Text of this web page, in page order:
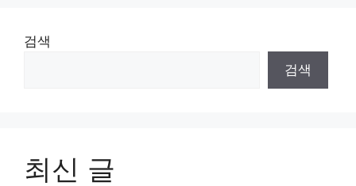
검색
검색
최신 글